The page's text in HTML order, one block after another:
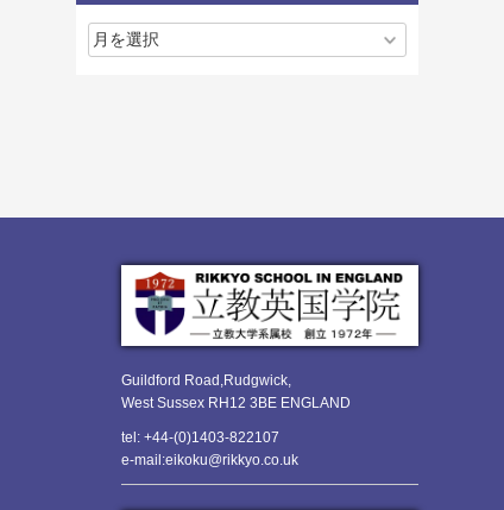
Guildford Road,Rudgwick,
West Sussex RH12 3BE ENGLAND
tel: +44-(0)1403-822107
e-mail:eikoku@rikkyo.co.uk